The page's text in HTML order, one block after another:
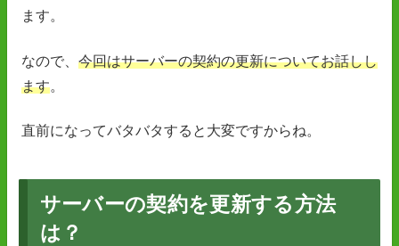
ます。
なので、 今回はサーバーの契約の更新についてお話しし
ます。
直前になってバタバタすると大変ですからね。
サーバーの契約を更新する方法
は？